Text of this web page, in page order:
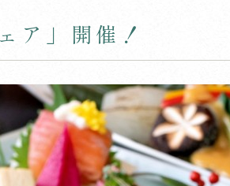
ア」開催！